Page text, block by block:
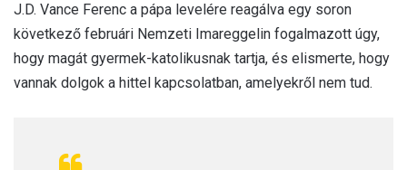
J.D. Vance Ferenc a pápa levelére reagálva egy soron
következő februári Nemzeti Imareggelin fogalmazott úgy,
hogy magát gyermek-katolikusnak tartja, és elismerte, hogy
vannak dolgok a hittel kapcsolatban, amelyekről nem tud.